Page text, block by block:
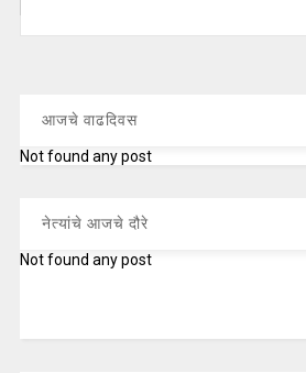
आजचे वाढदिवस
Not found any post
नेत्यांचे आजचे दौरे
Not found any post